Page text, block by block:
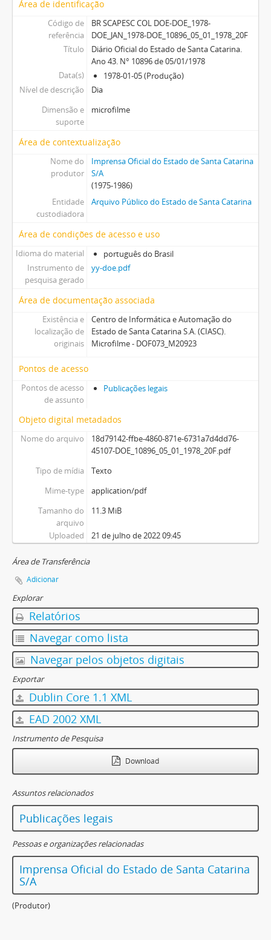
Área de identificação
Código de
referência
BR SCAPESC COL DOE-DOE_1978-
DOE_JAN_1978-DOE_10896_05_01_1978_20F
Título
Diário Oficial do Estado de Santa Catarina.
Ano 43. N° 10896 de 05/01/1978
Data(s)
1978-01-05 (Produção)
Nível de descrição
Dia
Dimensão e
suporte
microfilme
Área de contextualização
Nome do
produtor
Imprensa Oficial do Estado de Santa Catarina
S/A
(1975-1986)
Entidade
custodiadora
Arquivo Público do Estado de Santa Catarina
Área de condições de acesso e uso
Idioma do material
português do Brasil
Instrumento de
pesquisa gerado
yy-doe.pdf
Área de documentação associada
Existência e
localização de
originais
Centro de Informática e Automação do
Estado de Santa Catarina S.A. (CIASC).
Microfilme - DOF073_M20923
Pontos de acesso
Pontos de acesso
de assunto
Publicações legais
Objeto digital metadados
Nome do arquivo
18d79142-ffbe-4860-871e-6731a7d4dd76-
45107-DOE_10896_05_01_1978_20F.pdf
Tipo de mídia
Texto
Mime-type
application/pdf
Tamanho do
arquivo
11.3 MiB
Uploaded 21 de julho de 2022 09:45
Área de Transferência
Adicionar
Explorar
Relatórios
Navegar como lista
Navegar pelos objetos digitais
Exportar
Dublin Core 1.1 XML
EAD 2002 XML
Instrumento de Pesquisa
Download
Assuntos relacionados
Publicações legais
Pessoas e organizações relacionadas
Imprensa Oficial do Estado de Santa Catarina
S/A
(Produtor)